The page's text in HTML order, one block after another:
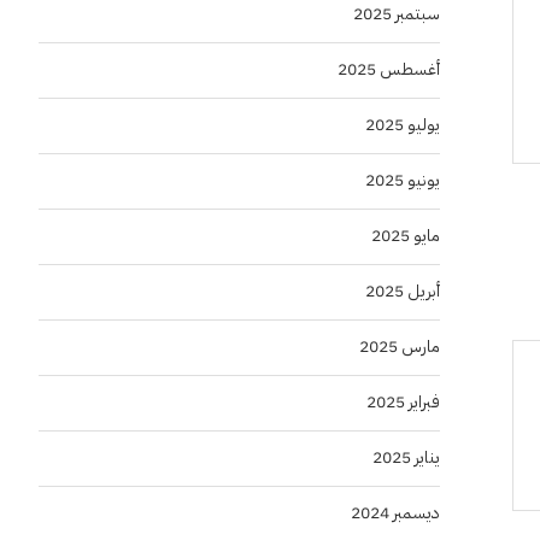
سبتمبر 2025
أغسطس 2025
يوليو 2025
يونيو 2025
مايو 2025
أبريل 2025
مارس 2025
فبراير 2025
يناير 2025
ديسمبر 2024